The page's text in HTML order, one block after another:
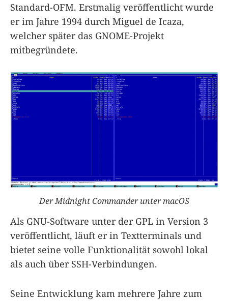
Standard-OFM. Erstmalig veröffentlicht wurde
er im Jahre 1994 durch Miguel de Icaza,
welcher später das GNOME-Projekt
mitbegründete.
Der Midnight Commander unter macOS
Als GNU-Software unter der GPL in Version 3
veröffentlicht, läuft er in Textterminals und
bietet seine volle Funktionalität sowohl lokal
als auch über SSH-Verbindungen.
Seine Entwicklung kam mehrere Jahre zum